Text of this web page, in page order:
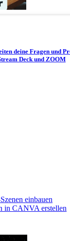
deine Fragen und
Deck und ZOOM
einbauen
in CANVA erstellen